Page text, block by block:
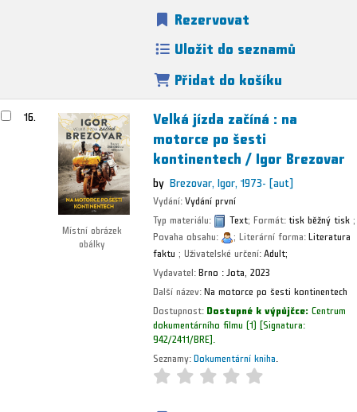
Rezervovat
Uložit do seznamů
Přidat do košíku
16.
Místní obrázek
obálky
Velká jízda začíná : na
motorce po šesti
kontinentech /Igor Brezovar
by Brezovar, Igor, 1973-[aut]
Vydání:Vydání první
Typ materiálu:
Text; Formát:tisk běžný tisk;
Povaha obsahu:
; Literární forma:Literatura
faktu ; Uživatelské určení:Adult;
Vydavatel:Brno : Jota, 2023
Další název:Na motorce po šesti kontinentech
Dostupnost:Dostupné k výpůjčce:Centrum
dokumentárního filmu (1) Signatura:
942/2411/BRE
Seznamy:Dokumentární kniha